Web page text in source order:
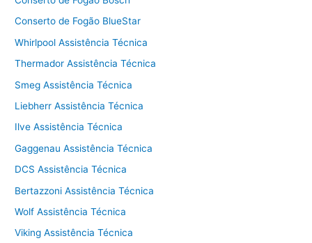
Conserto de Fogão BlueStar
Whirlpool Assistência Técnica
Thermador Assistência Técnica
Smeg Assistência Técnica
Liebherr Assistência Técnica
Ilve Assistência Técnica
Gaggenau Assistência Técnica
DCS Assistência Técnica
Bertazzoni Assistência Técnica
Wolf Assistência Técnica
Viking Assistência Técnica